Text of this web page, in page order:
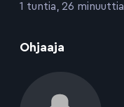
:1 tuntia, 26 minuuttia
Ohjaaja